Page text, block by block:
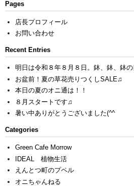
Pages
店長プロフィール
お問い合わせ
Recent Entries
明日は令和８年８月８日。鉢、鉢、鉢の
お盆前！夏の草花売りつくしSALE♫
本日の夏のオニ通は！！
８月スタートです♫
暑い中ありがとうございました(^^ゞ
Categories
Green Cafe Morrow
IDEAL 植物生活
えんとつ町のプペル
オニちゃんねる